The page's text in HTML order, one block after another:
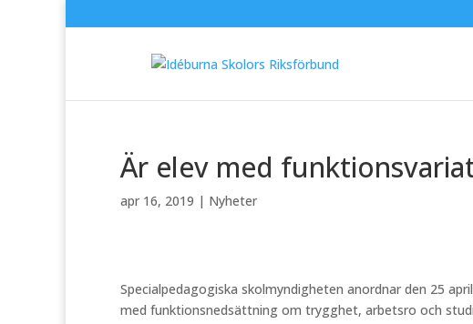
Är elev med
apr 16, 2019 | Nyheter
Specialpedagogiska skolmyndigheten anordnar den 25
med funktionsnedsättning om trygghet, arbetsro och